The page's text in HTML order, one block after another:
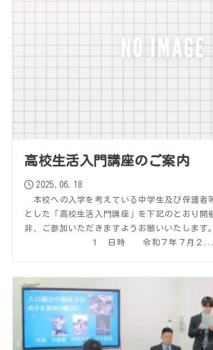
高校生活入門講座のご案内
2025.06.18
本校への入学を考えている中学生及び保護者
とした「高校生活入門講座」を下記のとおり開
非、ご参加いただきますようお願
１ 日時 令和７年７月２...